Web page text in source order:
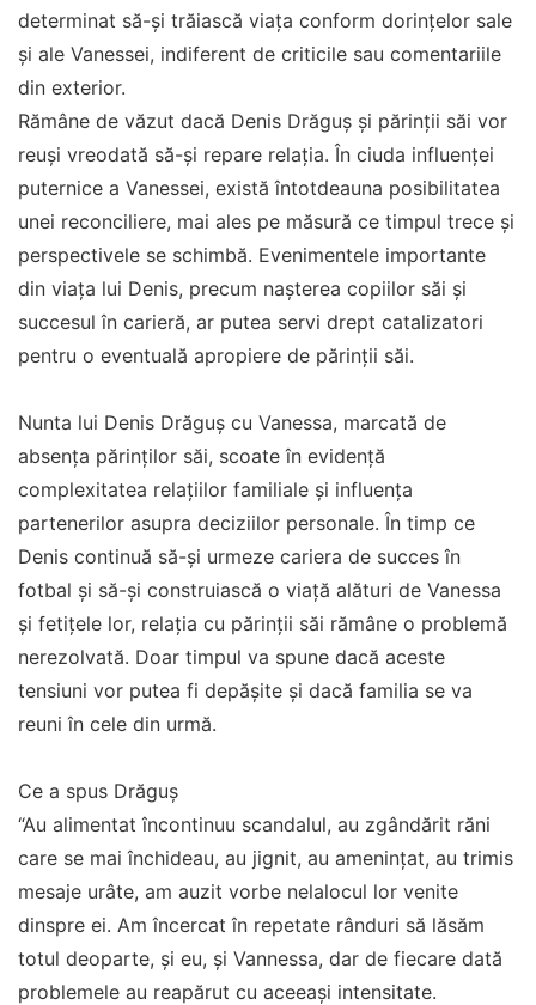
determinat să-și trăiască viața conform dorințelor sale
și ale Vanessei, indiferent de criticile sau comentariile
din exterior.
Rămâne de văzut dacă Denis Drăguș și părinții săi vor
reuși vreodată să-și repare relația. În ciuda influenței
puternice a Vanessei, există întotdeauna posibilitatea
unei reconciliere, mai ales pe măsură ce timpul trece și
perspectivele se schimbă. Evenimentele importante
din viața lui Denis, precum nașterea copiilor săi și
succesul în carieră, ar putea servi drept catalizatori
pentru o eventuală apropiere de părinții săi.
Nunta lui Denis Drăguș cu Vanessa, marcată de
absența părinților săi, scoate în evidență
complexitatea relațiilor familiale și influența
partenerilor asupra deciziilor personale. În timp ce
Denis continuă să-și urmeze cariera de succes în
fotbal și să-și construiască o viață alături de Vanessa
și fetițele lor, relația cu părinții săi rămâne o problemă
nerezolvată. Doar timpul va spune dacă aceste
tensiuni vor putea fi depășite și dacă familia se va
reuni în cele din urmă.
Ce a spus Drăguș
“Au alimentat încontinuu scandalul, au zgândărit răni
care se mai închideau, au jignit, au amenințat, au trimis
mesaje urâte, am auzit vorbe nelalocul lor venite
dinspre ei. Am încercat în repetate rânduri să lăsăm
totul deoparte, și eu, și Vannessa, dar de fiecare dată
problemele au reapărut cu aceeași intensitate.